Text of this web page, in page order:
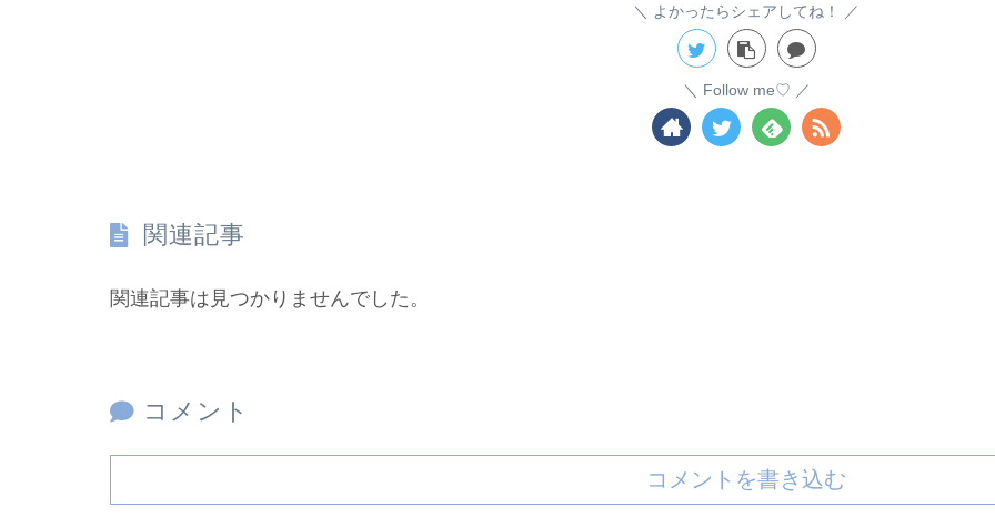
よかったらシェアしてね！
Follow me♡
関連記事
関連記事は見つかりませんでした。
コメント
コメントを書き込む